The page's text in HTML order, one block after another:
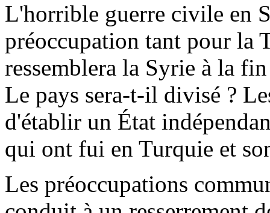
L'horrible guerre civile en
préoccupation tant pour la
ressemblera la Syrie à la
Le pays sera-t-il divisé ?
d'établir un État
qui ont fui en Turquie et
Les préoccupations